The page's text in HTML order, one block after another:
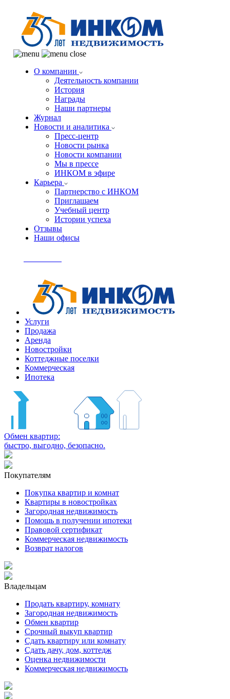
О компании
Деятельность компании
История
Награды
Наши партнеры
Журнал
Новости и аналитика
Пресс-центр
Новости рынка
Новости компании
Мы в прессе
ИНКОМ в эфире
Карьера
Партнерство с ИНКОМ
Приглашаем
Учебный центр
Истории успеха
Отзывы
Наши офисы
Услуги
Продажа
Аренда
Новостройки
Коттеджные поселки
Коммерческая
Ипотека
Обмен квартир:
быстро, выгодно, безопасно.
Покупателям
Покупка квартир и комнат
Квартиры в новостройках
Загородная недвижимость
Помощь в получении ипотеки
Правовой сертификат
Коммерческая недвижимость
Возврат налогов
Владельцам
Продать квартиру, комнату
Загородная недвижимость
Обмен квартир
Срочный выкуп квартир
Сдать квартиру или комнату
Сдать дачу, дом, коттедж
Оценка недвижимости
Коммерческая недвижимость